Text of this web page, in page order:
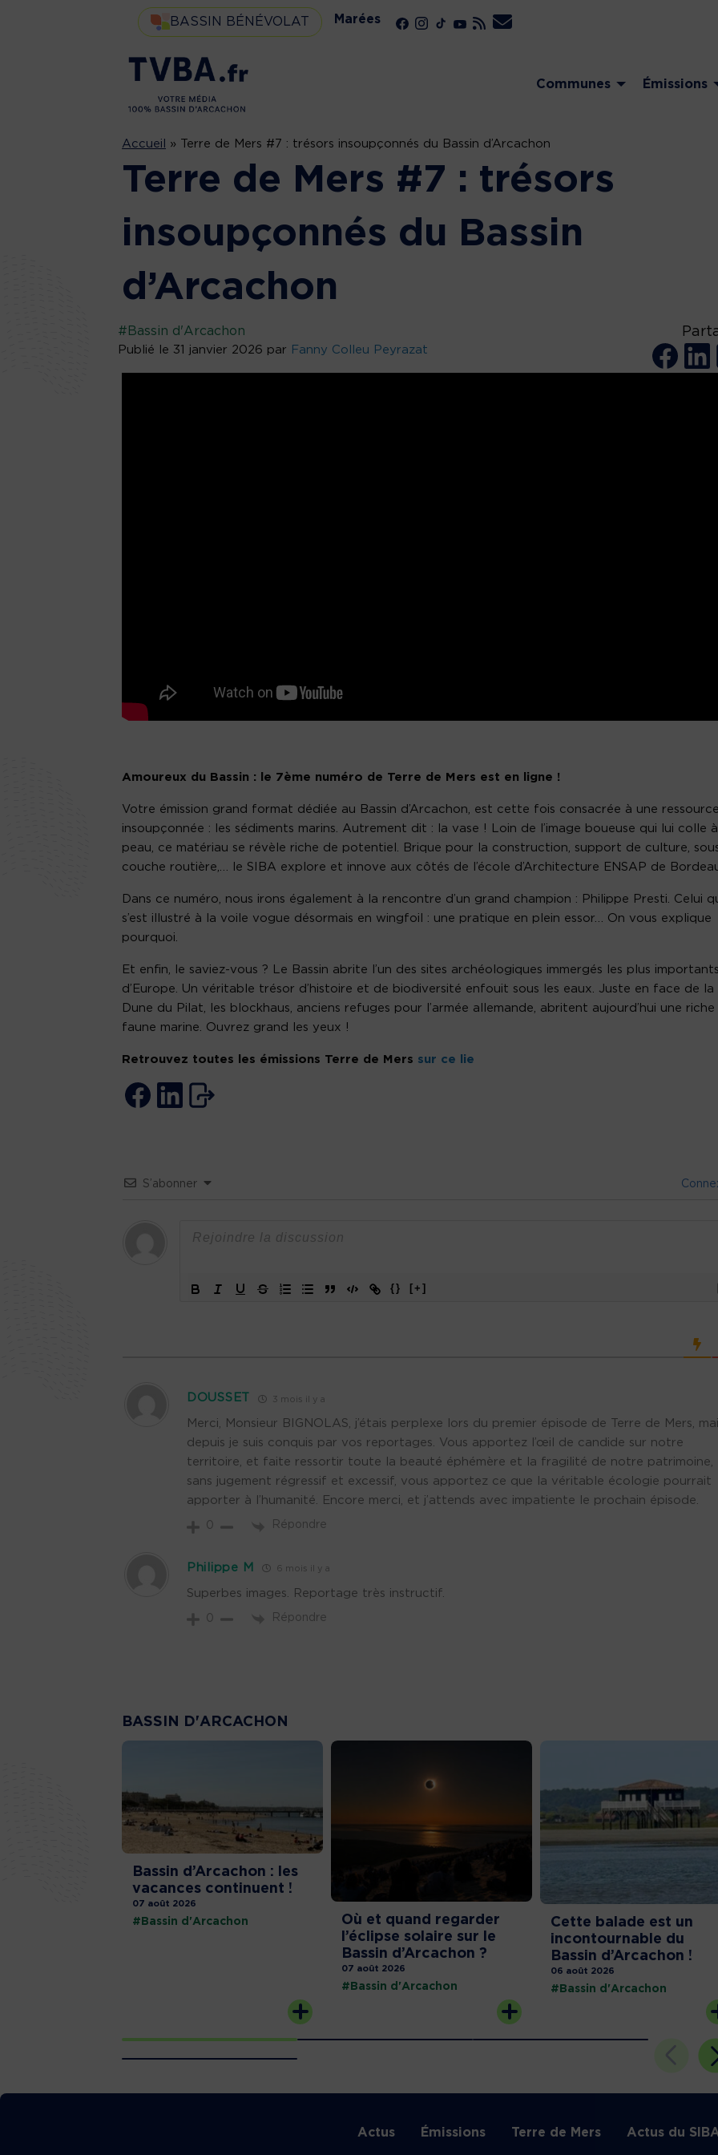
BASSIN BÉNÉVOLAT Marées
Communes Émissions
Accueil » Terre de Mers #7 : trésors insoupçonnés du Bassin d’Arcachon
Terre de Mers #7 : trésors
insoupçonnés du Bassin
d’Arcachon
#Bassin d'Arcachon
Publié le 31 janvier 2026 par Fanny Colleu Peyrazat
Amoureux du Bassin : le 7ème numéro de Terre de Mers est en ligne !
Votre émission grand format dédiée au Bassin d’Arcachon, est cette fois consacrée à une ressource
insoupçonnée : les sédiments marins. Autrement dit : la vase ! Loin de l’image boueuse qui lui colle
peau, ce matériau se révèle riche de potentiel. Brique pour la construction, support de culture,
couche routière,… le SIBA explore et innove aux côtés de l’école d’Architecture ENSAP de
Dans ce numéro, nous irons également à la rencontre d’un grand champion : Philippe Presti. Celui
s’est illustré à la voile vogue désormais en wingfoil : une pratique en plein essor… On vous explique
pourquoi.
Et enfin, le saviez-vous ? Le Bassin abrite l’un des sites archéologiques immergés les plus importants
d’Europe. Un véritable trésor d’histoire et de biodiversité enfouit sous les eaux. Juste en face de la
Dune du Pilat, les blockhaus, anciens refuges pour l’armée allemande, abritent aujourd’hui une riche
faune marine. Ouvrez grand les yeux !
Retrouvez toutes les émissions Terre de Mers sur ce lie
S’abonner
{} [+]
DOUSSET 3 mois il y a
Merci, Monsieur BIGNOLAS, j’étais perplexe lors du premier épisode de Terre de Mers,
depuis je suis conquis par vos reportages. Vous apportez l’œil de candide sur notre
territoire, et faite ressortir toute la beauté éphémère et la fragilité de notre patrimoine,
sans jugement régressif et excessif, vous apportez ce que la véritable écologie pourrait
apporter à l’humanité. Encore merci, et j’attends avec impatiente le prochain épisode.
0 Répondre
Philippe M 6 mois il y a
Superbes images. Reportage très instructif.
0 Répondre
BASSIN D'ARCACHON
Bassin d’Arcachon : les
vacances continuent !
07 août 2026
#Bassin d'Arcachon
Où et quand regarder
l’éclipse solaire sur le
Bassin d’Arcachon ?
07 août 2026
#Bassin d'Arcachon
Cette balade est un
incontournable du
Bassin d’Arcachon !
06 août 2026
#Bassin d'Arcachon
Actus Émissions Terre de Mers Actus du